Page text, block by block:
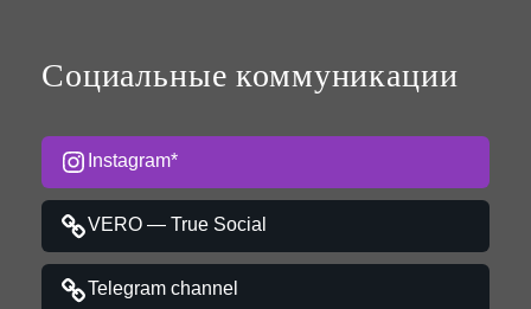
Социальные коммуникации
Instagram*
VERO — True Social
Telegram channel